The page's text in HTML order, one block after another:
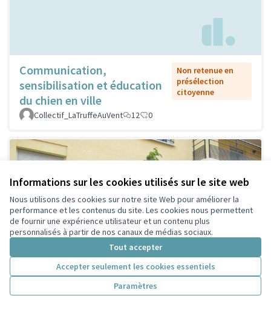
Informations sur les cookies utilisés sur le site web
Nous utilisons des cookies sur notre site Web pour améliorer la
performance et les contenus du site. Les cookies nous permettent
de fournir une expérience utilisateur et un contenu plus
personnalisés à partir de nos canaux de médias sociaux.
Tout accepter
Accepter seulement les cookies essentiels
Paramètres
Communication,
sensibilisation et éducation
du chien en ville
Non retenue en
présélection
citoyenne
Collectif_LaTruffeAuVent 12 0